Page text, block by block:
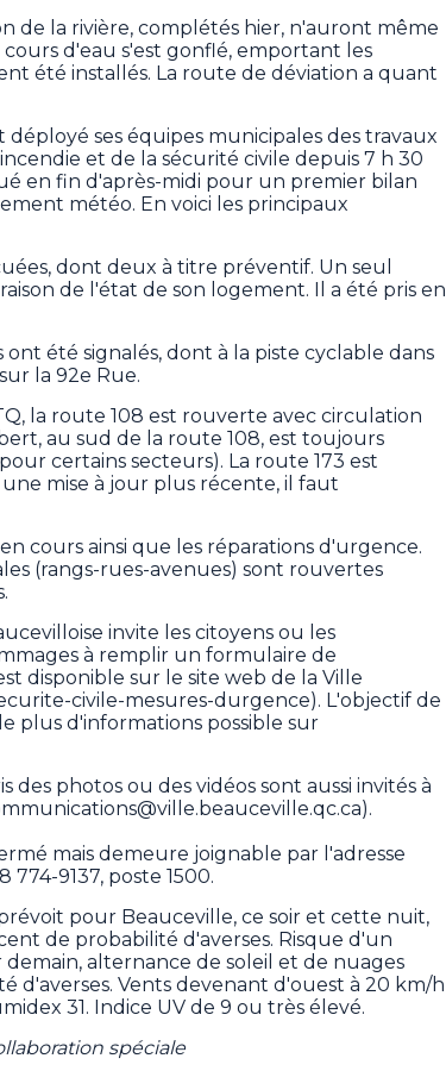
de la rivière, complétés hier, n'auront même
d'eau s'est gonflé, emportant les
été installés. La route de déviation a quant
déployé ses équipes municipales des travaux
et de la sécurité civile depuis 7 h 30
en fin d'après-midi pour un premier bilan
météo. En voici les principaux
dont deux à titre préventif. Un seul
de l'état de son logement. Il a été pris en
été signalés, dont à la piste cyclable dans
la 92e Rue.
la route 108 est rouverte avec circulation
au sud de la route 108, est toujours
certains secteurs). La route 173 est
mise à jour plus récente, il faut
cours ainsi que les réparations d'urgence.
(rangs-rues-avenues) sont rouvertes
invite les citoyens ou les
à remplir un formulaire de
disponible sur le site web de la Ville
civile-mesures-durgence). L'objectif de
plus d'informations possible sur
des photos ou des vidéos sont aussi invités à
mais demeure joignable par l'adresse
9137, poste 1500.
pour Beauceville, ce soir et cette nuit,
de probabilité d'averses. Risque d'un
demain, alternance de soleil et de nuages
d'averses. Vents devenant d'ouest à 20 km/h
31. Indice UV de 9 ou très élevé.
spéciale